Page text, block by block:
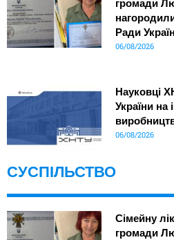
громади
Ради
06/08/2026
Науковці
України на
06/08/2026
СУСПІЛЬСТВО
Сімейну
громади